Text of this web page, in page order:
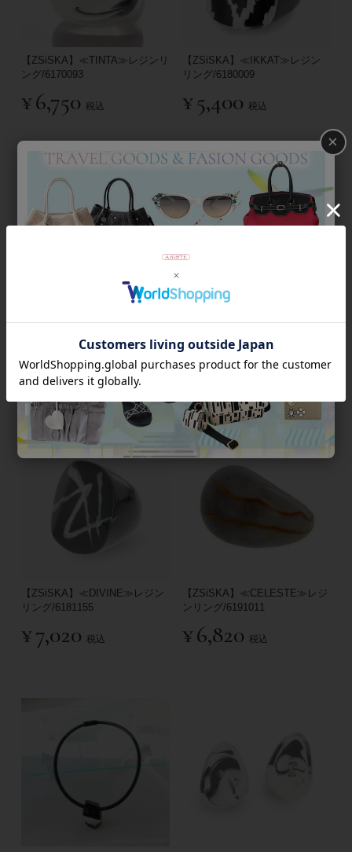
【ZSiSKA】≪TINTA≫レジンリ
ング/6170093
¥6,750 税込
【ZSiSKA】≪IKKAT≫レジン
リング/6180009
¥5,400 税込
【ZSiSKA】≪DHARA≫レジン
フリーレングスネックレス
¥18,700 税込
【ZSiSKA】≪DHARA≫レジン
フリーレングスネックレス
¥18,700 税込
【ZSiSKA】≪DIVINE≫レジン
リング/6181155
¥7,020 税込
【ZSiSKA】≪CELESTE≫レジ
ンリング/6191011
¥6,820 税込
×